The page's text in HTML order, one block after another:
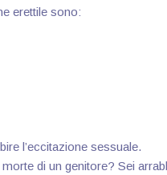
erettile sono:
l’eccitazione sessuale.
di un genitore? Sei